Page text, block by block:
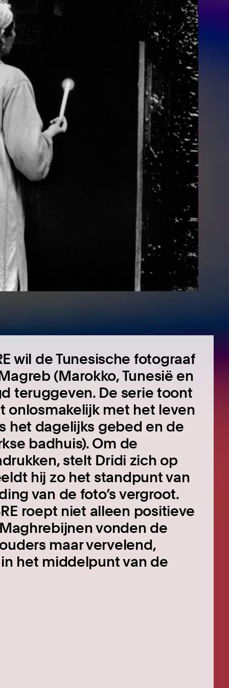
wil de Tunesische fotograaf
(Marokko, Tunesië en
teruggeven. De serie toont
onlosmakelijk met het leven
het dagelijks gebed en de
badhuis). Om de
stelt Dridi zich op
hij zo het standpunt van
van de foto’s vergroot.
roept niet alleen positieve
vonden de
maar vervelend,
het middelpunt van de